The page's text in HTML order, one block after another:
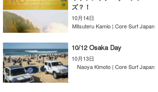
ニュース
サーフィンエリアガイド
会員メニュー
今月のプレゼント
ズ？！
10月14日
Mitsuteru Kamio | Core Surf Japan
10/12 Osaka Day
10月13日
Naoya Kimoto | Core Surf Japan
トラベル
ショップ情報
ショップ情報
湘南
ウラナミ
お知らせ